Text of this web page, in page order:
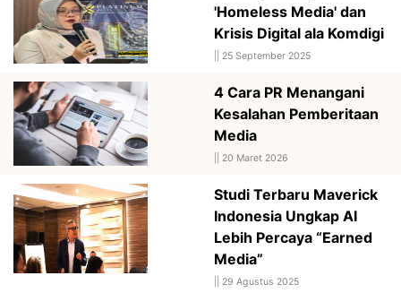
'Homeless Media' dan
Krisis Digital ala Komdigi
25 September 2025
4 Cara PR Menangani
Kesalahan Pemberitaan
Media
20 Maret 2026
Studi Terbaru Maverick
Indonesia Ungkap AI
Lebih Percaya “Earned
Media”
29 Agustus 2025